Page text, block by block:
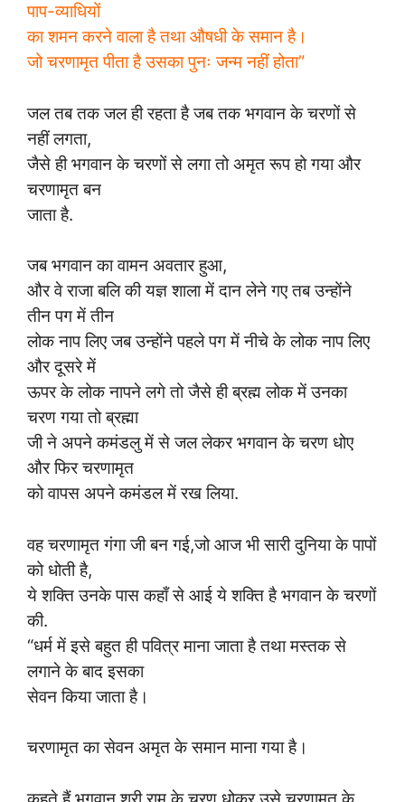
पाप-व्याधियों
का शमन करने वाला है तथा औषधी के समान है।
जो चरणामृत पीता है उसका पुनः जन्म नहीं होता”
जल तब तक जल ही रहता है जब तक भगवान के चरणों से
नहीं लगता,
जैसे ही भगवान के चरणों से लगा तो अमृत रूप हो गया और
चरणामृत बन
जाता है.
जब भगवान का वामन अवतार हुआ,
और वे राजा बलि की यज्ञ शाला में दान लेने गए तब उन्होंने
तीन पग में तीन
लोक नाप लिए जब उन्होंने पहले पग में नीचे के लोक नाप लिए
और दूसरे में
ऊपर के लोक नापने लगे तो जैसे ही ब्रह्म लोक में उनका
चरण गया तो ब्रह्मा
जी ने अपने कमंडलु में से जल लेकर भगवान के चरण धोए
और फिर चरणामृत
को वापस अपने कमंडल में रख लिया.
वह चरणामृत गंगा जी बन गई,जो आज भी सारी दुनिया के पापों
को धोती है,
ये शक्ति उनके पास कहाँ से आई ये शक्ति है भगवान के चरणों
की.
“धर्म में इसे बहुत ही पवित्र माना जाता है तथा मस्तक से
लगाने के बाद इसका
सेवन किया जाता है।
चरणामृत का सेवन अमृत के समान माना गया है।